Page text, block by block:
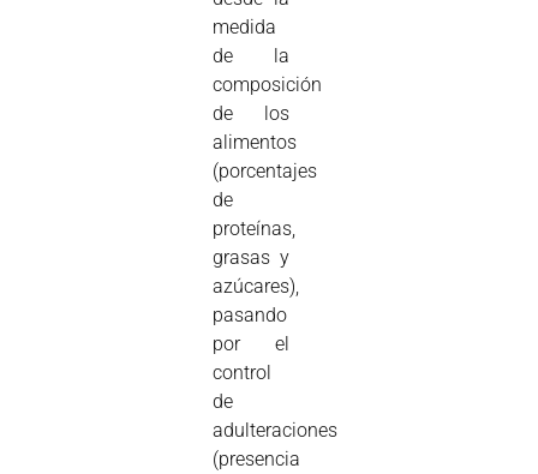
medida
de la
composición
de los
alimentos
(porcentajes
de
proteínas,
grasas y
azúcares),
pasando
por el
control
de
adulteraciones
(presencia